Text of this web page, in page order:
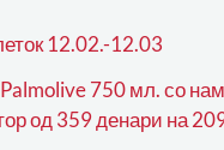
12.02.-12.03
Palmolive 750 мл. со
од 359 денари на